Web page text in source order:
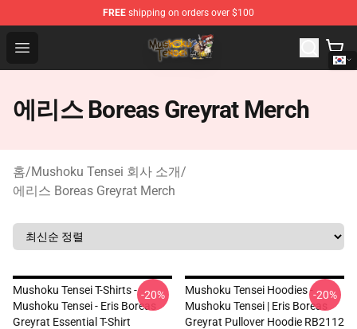
FREE shipping on orders over $100
Open menu
Mushoku Tensei Store - Official Mushoku Tensei
에리스 Boreas Greyrat Merch
홈/Mushoku Tensei 회사 소개/
에리스 Boreas Greyrat Merch
Mushoku Tensei T-Shirts -
Mushoku Tensei - Eris Boreas
Greyrat Essential T-Shirt
-20%
Mushoku Tensei Hoodies -
Mushoku Tensei | Eris Boreas
Greyrat Pullover Hoodie RB2112
-20%